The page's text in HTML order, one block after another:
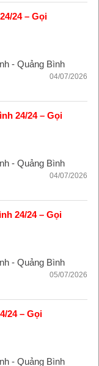
24 – Gọi
- Quảng Bình
04/07/2026
24/24 – Gọi
- Quảng Bình
04/07/2026
24/24 – Gọi
- Quảng Bình
05/07/2026
24 – Gọi
- Quảng Bình